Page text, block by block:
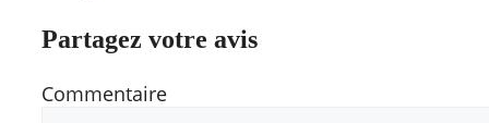
Partagez votre avis
Commentaire